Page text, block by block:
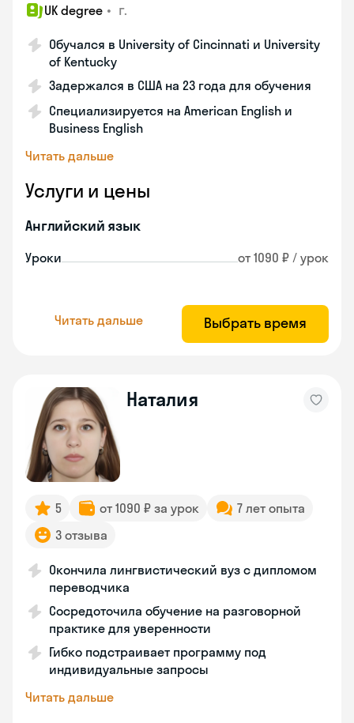
UK degree • г.
Обучался в University of Cincinnati и University
of Kentucky
Задержался в США на 23 года для обучения
Специализируется на American English и
Business English
Читать дальше
Услуги и цены
Английский язык
Уроки от 1090 ₽ / урок
Читать дальше Выбрать время
Наталия
5 от 1090 ₽ за урок
7 лет опыта
3 отзыва
Окончила лингвистический вуз с дипломом
переводчика
Сосредоточила обучение на разговорной
практике для уверенности
Гибко подстраивает программу под
индивидуальные запросы
Читать дальше